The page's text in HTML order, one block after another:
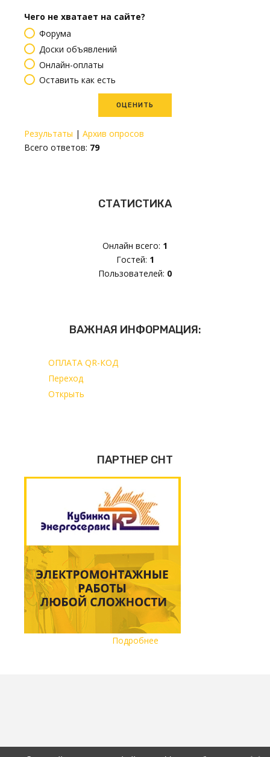
Чего не хватает на сайте?
Форума
Доски объявлений
Онлайн-оплаты
Оставить как есть
Результаты | Архив опросов
Всего ответов: 79
СТАТИСТИКА
Онлайн всего: 1
Гостей: 1
Пользователей: 0
ВАЖНАЯ ИНФОРМАЦИЯ:
ОПЛАТА QR-КОД
Переход
Открыть
ПАРТНЕР СНТ
Подробнее